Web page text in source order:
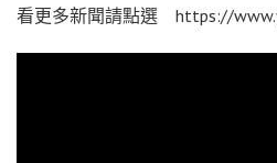
看更多新聞請點選 https://